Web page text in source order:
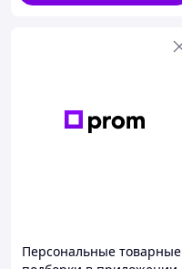
Персональные товарные